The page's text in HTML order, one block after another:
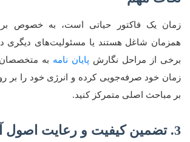
زمان یک فاکتور حیاتی است، به خصوص
همزمان شاغل هستند یا مسئولیت‌های دیگری
برخی از مراحل نگارش پایان نامه به
زمان خود صرفه‌جویی کرده و انرژی خود را بر
بر مباحث اصلی متمرکز کنید.
3. تضمین کیفیت و رعایت اصول آکادمیک